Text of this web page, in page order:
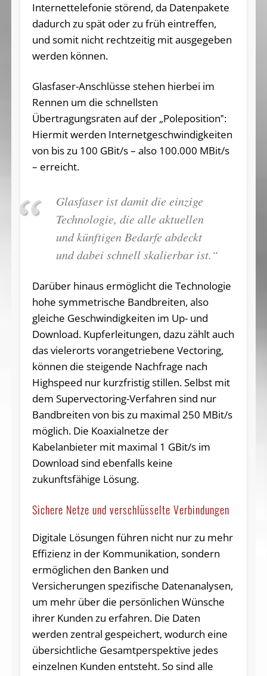
Internettelefonie störend, da Datenpakete
dadurch zu spät oder zu früh eintreffen,
und somit nicht rechtzeitig mit ausgegeben
werden können.
Glasfaser-Anschlüsse stehen hierbei im
Rennen um die schnellsten
Übertragungsraten auf der „Poleposition‟:
Hiermit werden Internetgeschwindigkeiten
von bis zu 100 GBit/s – also 100.000 MBit/s
– erreicht.
Glasfaser ist damit die einzige
Technologie, die alle aktuellen
und künftigen Bedarfe abdeckt
und dabei schnell skalierbar ist.“
Darüber hinaus ermöglicht die Technologie
hohe symmetrische Bandbreiten, also
gleiche Geschwindigkeiten im Up- und
Download. Kupferleitungen, dazu zählt auch
das vielerorts vorangetriebene Vectoring,
können die steigende Nachfrage nach
Highspeed nur kurzfristig stillen. Selbst mit
dem Supervectoring-Verfahren sind nur
Bandbreiten von bis zu maximal 250 MBit/s
möglich. Die Koaxialnetze der
Kabelanbieter mit maximal 1 GBit/s im
Download sind ebenfalls keine
zukunftsfähige Lösung.
Sichere Netze und verschlüsselte Verbindungen
Digitale Lösungen führen nicht nur zu mehr
Effizienz in der Kommunikation, sondern
ermöglichen den Banken und
Versicherungen spezifische Datenanalysen,
um mehr über die persönlichen Wünsche
ihrer Kunden zu erfahren. Die Daten
werden zentral gespeichert, wodurch eine
übersichtliche Gesamtperspektive jedes
einzelnen Kunden entsteht. So sind alle